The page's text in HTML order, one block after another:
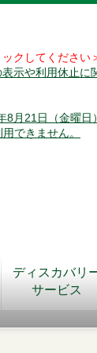
クしてください
示や利用休止に
8月21日（金曜
できません。
ディスカバリ
サービス